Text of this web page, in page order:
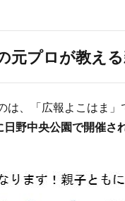
元プロが教え
は、「広報よこはま
野中央公園で開催さ